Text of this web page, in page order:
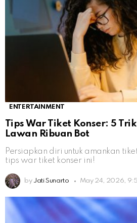
ENTERTAINMENT
Tips War Tiket Konser: 5
Lawan Ribuan Bot
Persiapkan diri untuk amankan
tips war tiket konser ini!
by Jati Sunarto May 24, 2026,